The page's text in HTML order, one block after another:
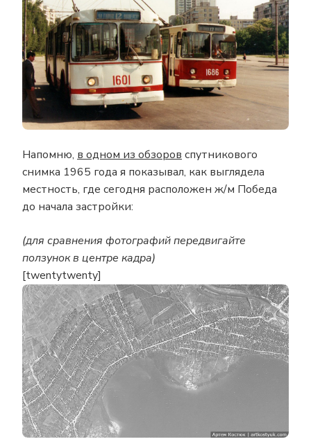
Напомню, в одном из обзоров спутникового
снимка 1965 года я показывал, как выглядела
местность, где сегодня расположен ж/м Победа
до начала застройки:
(для сравнения фотографий передвигайте
ползунок в центре кадра)
[twentytwenty]